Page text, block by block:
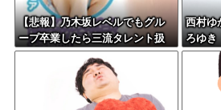
【悲報】乃木坂レベルでもグル
ープ卒業したら三流タレント扱
いになる模様・・・
西村ゆ
ろゆき
いよ